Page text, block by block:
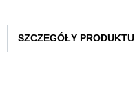
SZCZEGÓŁY PRODUKTU